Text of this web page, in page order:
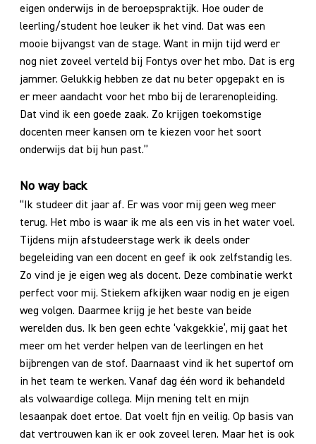
eigen onderwijs in de beroepspraktijk. Hoe ouder de
leerling/student hoe leuker ik het vind. Dat was een
mooie bijvangst van de stage. Want in mijn tijd werd er
nog niet zoveel verteld bij Fontys over het mbo. Dat is erg
jammer. Gelukkig hebben ze dat nu beter opgepakt en is
er meer aandacht voor het mbo bij de lerarenopleiding.
Dat vind ik een goede zaak. Zo krijgen toekomstige
docenten meer kansen om te kiezen voor het soort
onderwijs dat bij hun past.”
No way back
“Ik studeer dit jaar af. Er was voor mij geen weg meer
terug. Het mbo is waar ik me als een vis in het water voel.
Tijdens mijn afstudeerstage werk ik deels onder
begeleiding van een docent en geef ik ook zelfstandig les.
Zo vind je je eigen weg als docent. Deze combinatie werkt
perfect voor mij. Stiekem afkijken waar nodig en je eigen
weg volgen. Daarmee krijg je het beste van beide
werelden dus. Ik ben geen echte ‘vakgekkie’, mij gaat het
meer om het verder helpen van de leerlingen en het
bijbrengen van de stof. Daarnaast vind ik het supertof om
in het team te werken. Vanaf dag één word ik behandeld
als volwaardige collega. Mijn mening telt en mijn
lesaanpak doet ertoe. Dat voelt fijn en veilig. Op basis van
dat vertrouwen kan ik er ook zoveel leren. Maar het is ook